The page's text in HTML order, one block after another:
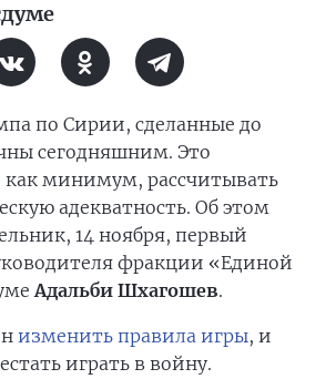
по Сирии, сделанные до
сегодняшним. Это
как минимум, рассчитывать
адекватность. Об этом
14 ноября, первый
фракции «Единой
Адальби Шхагошев.
изменить правила игры, и
играть в войну.